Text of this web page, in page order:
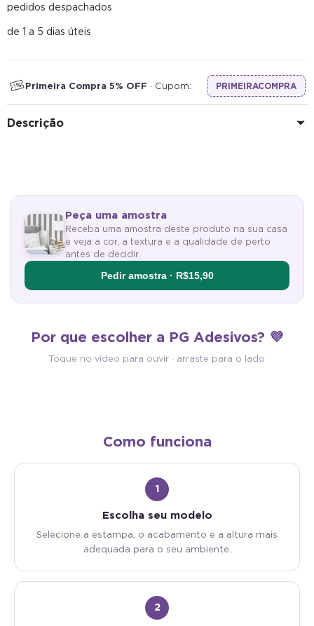
pedidos despachados
de 1 a 5 dias úteis
Primeira Compra 5% OFF · Cupom: PRIMEIRACOMPRA
Descrição
Peça uma amostra
Receba uma amostra deste produto na sua casa
e veja a cor, a textura e a qualidade de perto
antes de decidir.
Pedir amostra · R$15,90
Por que escolher a PG Adesivos? 💜
Toque no vídeo para ouvir · arraste para o lado
Material antimofo e antibacteriano:
mais saúde e higiene para o seu
Vinílico com cola própria: é
descolar e aplicar. Sem cola
Como funciona
1
Escolha seu modelo
Selecione a estampa, o acabamento e a altura mais
adequada para o seu ambiente.
2